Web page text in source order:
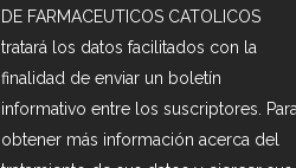
DE FARMACEUTICOS CATOLICOS
tratará los datos facilitados con la
finalidad de enviar un boletín
informativo entre los suscriptores. Para
obtener más información acerca del